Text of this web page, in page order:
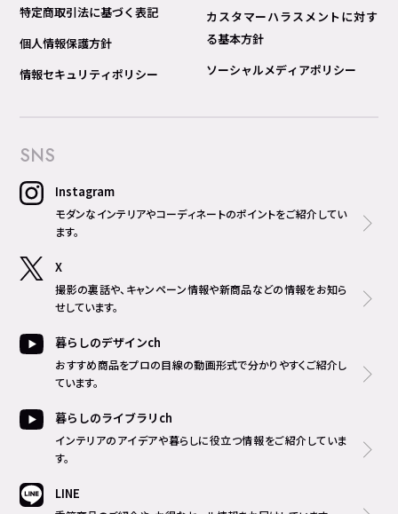
特定商取引法に基づく表記
個人情報保護方針
情報セキュリティポリシー
カスタマーハラスメントに対す
る基本方針
ソーシャルメディアポリシー
SNS
Instagram
モダンなインテリアやコーディネートのポイントをご紹介してい
ます。
X
撮影の裏話や、キャンペーン情報や新商品などの情報をお知ら
せしています。
暮らしのデザインch
おすすめ商品をプロの目線の動画形式で分かりやすくご紹介し
ています。
暮らしのライブラリch
インテリアのアイデアや暮らしに役立つ情報をご紹介していま
す。
LINE